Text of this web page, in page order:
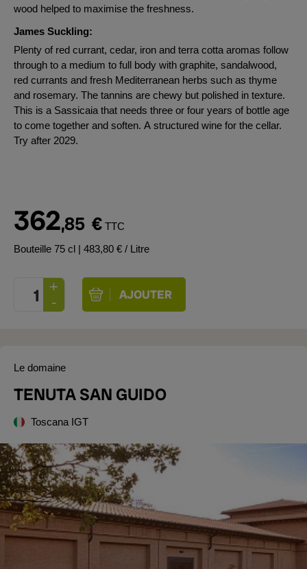
wood helped to maximise the freshness.
James Suckling:
Plenty of red currant, cedar, iron and terra cotta aromas follow
through to a medium to full body with graphite, sandalwood,
red currants and fresh Mediterranean herbs such as thyme
and rosemary. The tannins are chewy but polished in texture.
This is a Sassicaia that needs three or four years of bottle age
to come together and soften. A structured wine for the cellar.
Try after 2029.
362,85 € TTC
Bouteille 75 cl | 483,80 € / Litre
Le domaine
TENUTA SAN GUIDO
Toscana IGT